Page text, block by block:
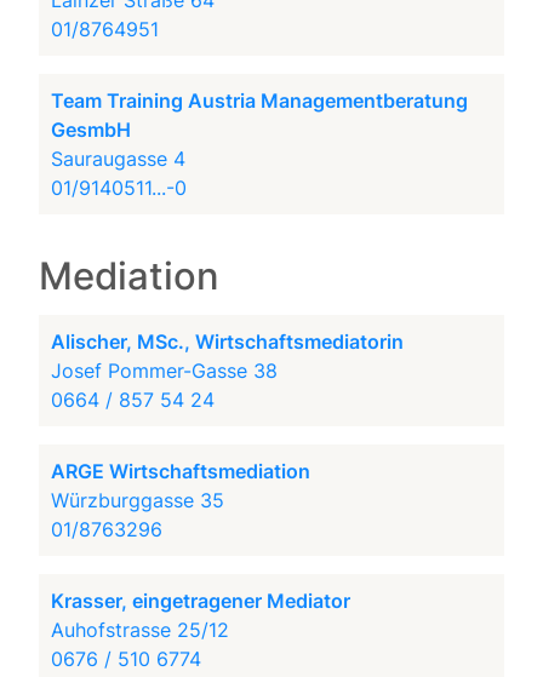
01/8764951
Team Training Austria Managementberatung
GesmbH
Sauraugasse 4
01/9140511...-0
Mediation
Alischer, MSc., Wirtschaftsmediatorin
Josef Pommer-Gasse 38
0664 / 857 54 24
ARGE Wirtschaftsmediation
Würzburggasse 35
01/8763296
Krasser, eingetragener Mediator
Auhofstrasse 25/12
0676 / 510 6774